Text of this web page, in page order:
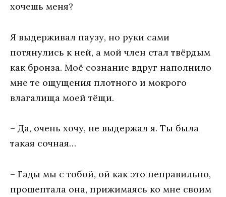
хочешь меня?
Я выдерживал паузу, но руки сами
потянулись к ней, а мой член стал твёрдым
как бронза. Моё сознание вдруг наполнило
мне те ощущения плотного и мокрого
влагалища моей тёщи.
– Да, очень хочу, не выдержал я. Ты была
такая сочная…
– Гады мы с тобой, ой как это неправильно,
прошептала она, прижимаясь ко мне своим